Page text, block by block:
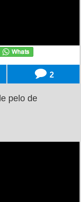
2
pelo de